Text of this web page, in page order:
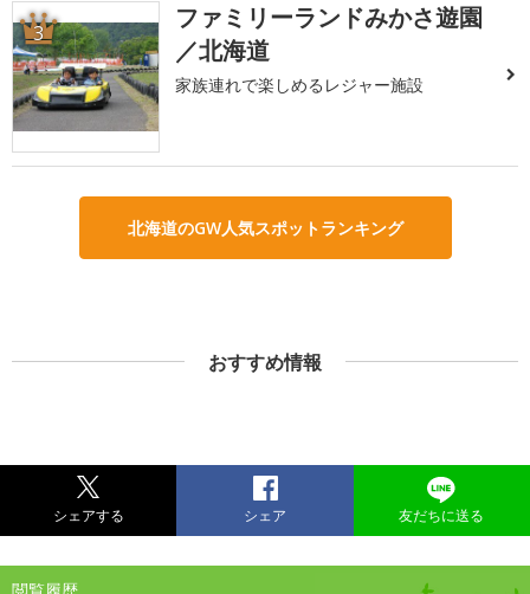
3
ファミリーランドみかさ遊園
／北海道
家族連れで楽しめるレジャー施設
北海道のGW人気スポットランキング
おすすめ情報
シェアする シェア 友だちに送る
閲覧履歴